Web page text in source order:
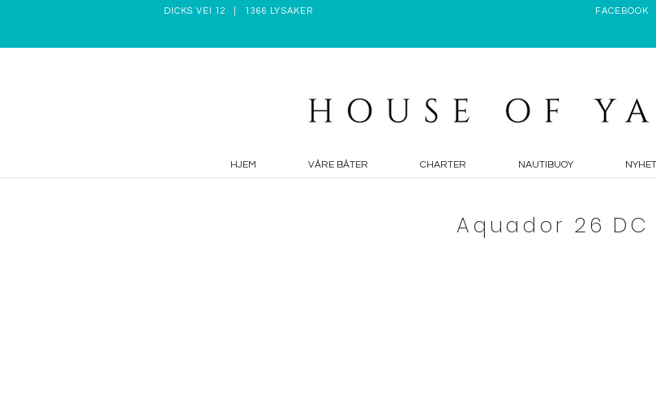
DICKS VEI 12 | 1366 LYSAKER FACEBOOK
HJEM VÅRE BÅTER CHARTER NAUTIBUOY
Aquador 26 DC